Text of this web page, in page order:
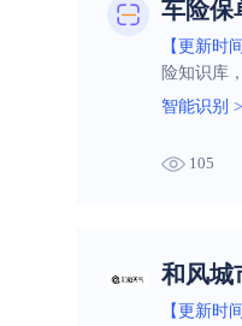
车险保
【更新时
险知识库
智能识别 >
105
和风城
【更新时